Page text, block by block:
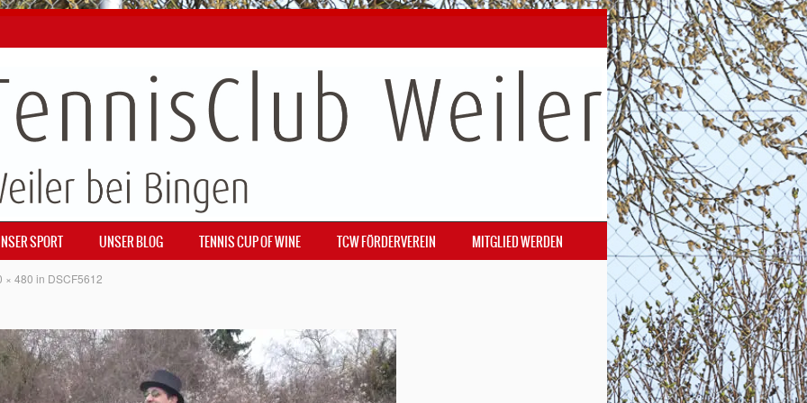
SPORT UNSER BLOG TENNIS CUP OF WINE TCW FÖRDERVEREIN MITGLIED WERDEN
× 480 in DSCF5612